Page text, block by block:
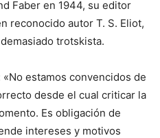
Faber en 1944, su editor
reconocido autor T. S. Eliot,
trotskista.
estamos convencidos de
desde el cual criticar la
Es obligación de
intereses y motivos